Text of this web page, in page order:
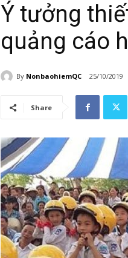
Ý tưởng
quảng cáo
By NonbaohiemQC 25/10/2019
Share